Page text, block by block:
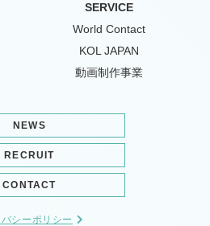
SERVICE
World Contact
KOL JAPAN
動画制作事業
NEWS
RECRUIT
CONTACT
シーポリシー